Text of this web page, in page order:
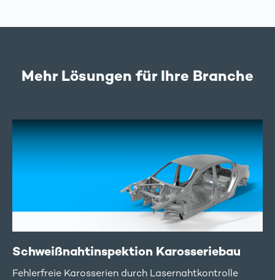
Mehr Lösungen für Ihre Branche
Schweißnaht­inspektion Karosserie­bau
Fehlerfreie Karosserien durch Lasernahtkontrolle